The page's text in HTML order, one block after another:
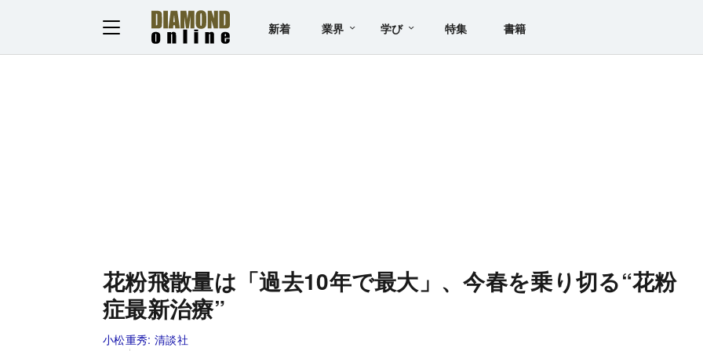
新着 業界 学び 特集 書籍
花粉飛散量は「過去10年で最大」、今春を乗り切る“花粉
症最新治療”
小松重秀: 清談社